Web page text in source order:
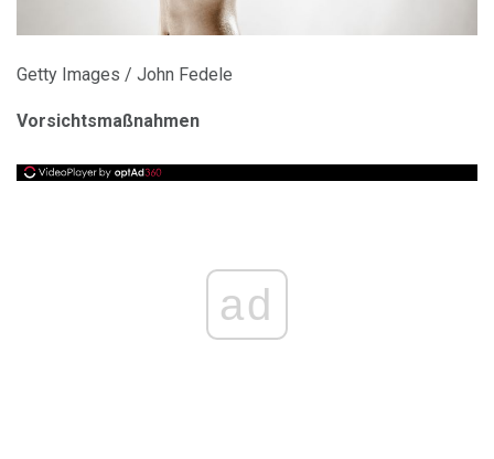
Getty Images / John Fedele
Vorsichtsmaßnahmen
ad